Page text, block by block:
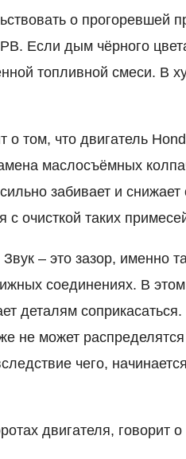
о прогоревшей
Если дым чёрного
топливной смеси. В
о том, что двигатель
маслосъёмных
забивает и снижает
очисткой таких
Звук – это зазор, именно
соединениях. В
деталям
не может
чего,
двигателя, говорит о